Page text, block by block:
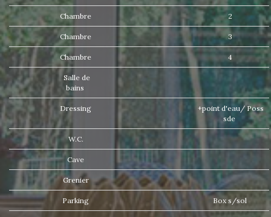
Chambre 2
Chambre 3
Chambre 4
Salle de
bains
Dressing
+point d'eau/ Poss
sde
W.C.
Cave
Grenier
Parking Box s/sol